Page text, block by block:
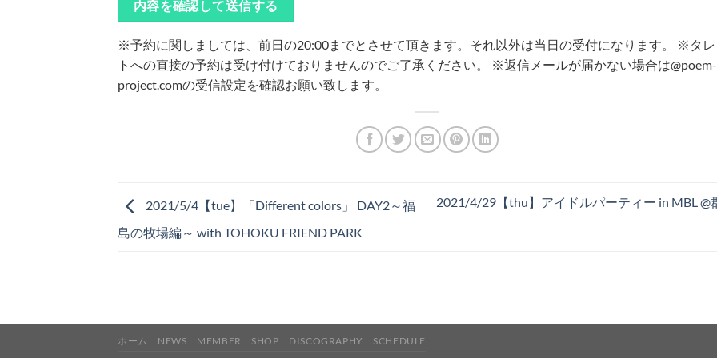
※予約に関しましては、前日の20:00までとさせて頂きます。それ以外は当日の受付になります。
※タレ
トへの直接の予約は受け付けておりませんのでご了承ください。
※返信メールが届かない場合は@poem-
project.comの受信設定を確認お願い致します。
2021/5/4【tue】「Different colors」 DAY2～福
島の牧場編～ with TOHOKU FRIEND PARK
2021/4/29【thu】アイドルパーティー in MBL @
ホーム NEWS MEMBER SHOP DISCOGRAPHY SCHEDULE